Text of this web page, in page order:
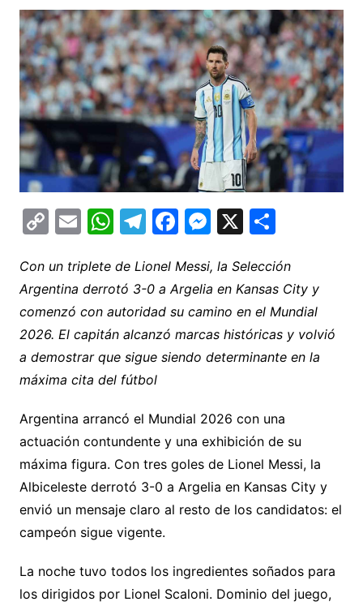
C
p
y
Li
n
k
E
ai
l
W
at
s
A
p
p
T
e
gr
a
m
F
c
e
b
o
M
s
s
e
n
X C
m
p
ar
tir
Con un triplete de Lionel Messi, la Selección
Argentina derrotó 3-0 a Argelia en Kansas City y
comenzó con autoridad su camino en el Mundial
2026. El capitán alcanzó marcas históricas y volvió
a demostrar que sigue siendo determinante en la
máxima cita del fútbol
Argentina arrancó el Mundial 2026 con una
actuación contundente y una exhibición de su
máxima figura. Con tres goles de Lionel Messi, la
Albiceleste derrotó 3-0 a Argelia en Kansas City y
envió un mensaje claro al resto de los candidatos: el
campeón sigue vigente.
La noche tuvo todos los ingredientes soñados para
los dirigidos por Lionel Scaloni. Dominio del juego,